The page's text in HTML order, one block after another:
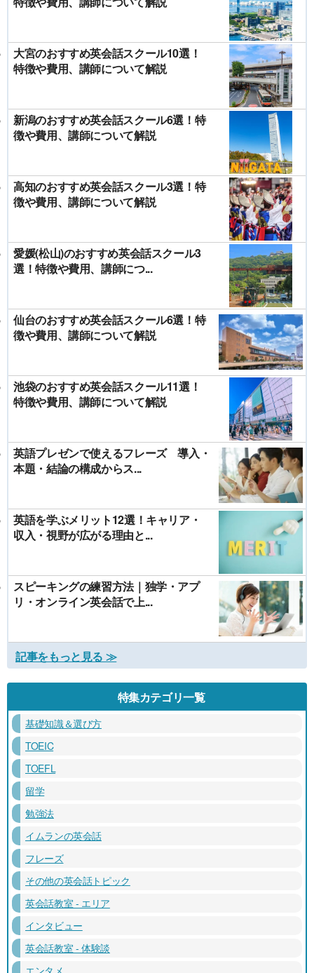
大宮のおすすめ英会話スクール10選！
特徴や費用、講師について解説
新潟のおすすめ英会話スクール6選！特
徴や費用、講師について解説
高知のおすすめ英会話スクール3選！特
徴や費用、講師について解説
愛媛(松山)のおすすめ英会話スクール3
選！特徴や費用、講師につ...
仙台のおすすめ英会話スクール6選！特
徴や費用、講師について解説
池袋のおすすめ英会話スクール11選！
特徴や費用、講師について解説
英語プレゼンで使えるフレーズ 導入・
本題・結論の構成からス...
英語を学ぶメリット12選！キャリア・
収入・視野が広がる理由と...
スピーキングの練習方法｜独学・アプ
リ・オンライン英会話で上...
記事をもっと見る ≫
特集カテゴリ一覧
基礎知識＆選び方
TOEIC
TOEFL
留学
勉強法
イムランの英会話
フレーズ
その他の英会話トピック
英会話教室 - エリア
インタビュー
英会話教室 - 体験談
エンタメ